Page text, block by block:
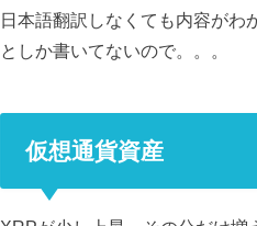
日本語翻訳しなくても内容がわ
としか書いてないので。。。
仮想通貨資産